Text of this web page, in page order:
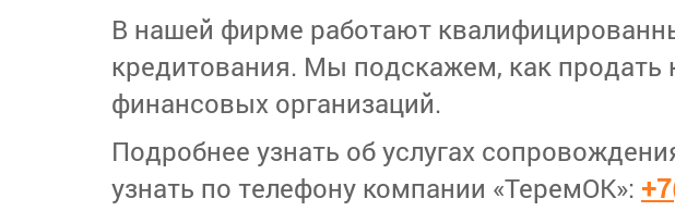
В нашей фирме работают
кредитования. Мы подскажем, как продать
финансовых организаций.
Подробнее узнать об услугах
узнать по телефону компании «ТеремОК»: